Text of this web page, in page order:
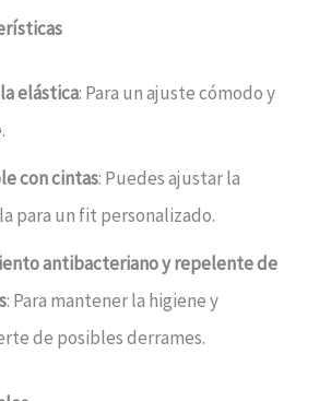
elástica: Para un ajuste cómodo y
con cintas: Puedes ajustar la
para un fit personalizado.
antibacteriano y repelente de
: Para mantener la higiene y
de posibles derrames.